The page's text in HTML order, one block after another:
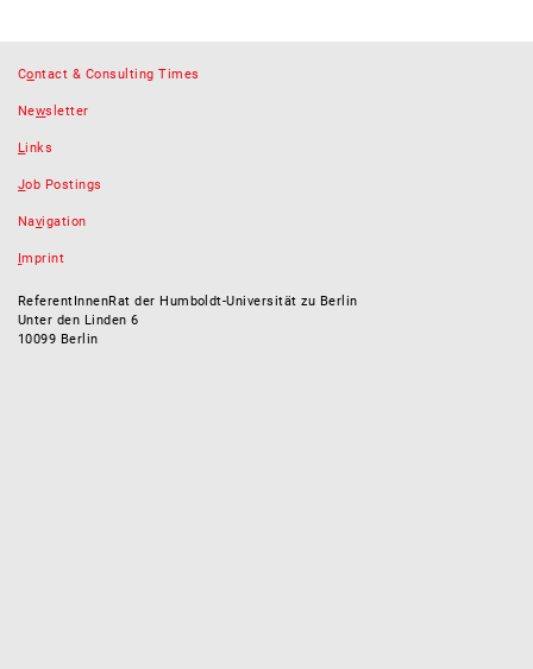
Contact & Consulting Times
Newsletter
Links
Job Postings
Navigation
Imprint
ReferentInnenRat der Humboldt-Universität zu Berlin
Unter den Linden 6
10099 Berlin